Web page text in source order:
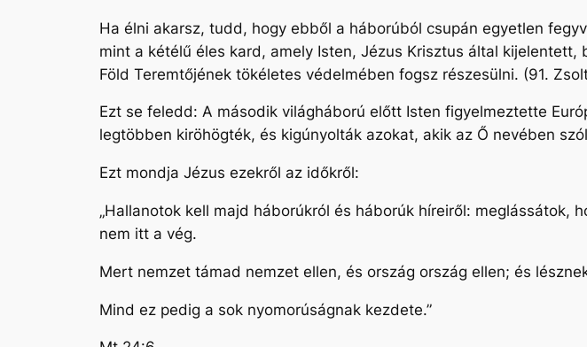
Ha élni akarsz, tudd, hogy ebből a háborúból csupán egyetlen
mint a kétélű éles kard, amely Isten, Jézus Krisztus által
Föld Teremtőjének tökéletes védelmében fogsz részesülni. (91.
Ezt se feledd: A második világháború előtt Isten figyelmeztette
legtöbben kiröhögték, és kigúnyolták azokat, akik az Ő nevében
Ezt mondja Jézus ezekről az időkről:
„Hallanotok kell majd háborúkról és háborúk híreiről: meglássátok,
nem itt a vég.
Mert nemzet támad nemzet ellen, és ország ország ellen; és
Mind ez pedig a sok nyomorúságnak kezdete.”